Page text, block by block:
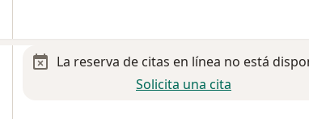
La reserva de citas en línea no está
Solicita una cita